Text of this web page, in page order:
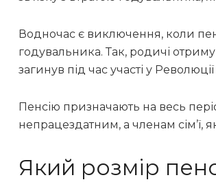
Водночас є виключення, коли
годувальника. Так, родичі
загинув під час участі у Революції
Пенсію призначають на весь
непрацездатним, а членам сім’ї,
Який розмір